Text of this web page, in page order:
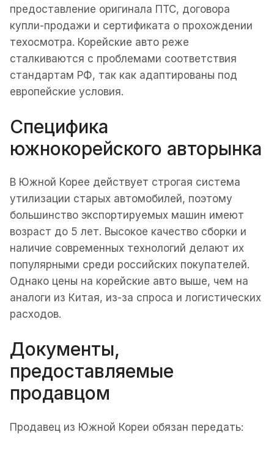
предоставление оригинала ПТС, договора
купли-продажи и сертификата о прохождении
техосмотра. Корейские авто реже
сталкиваются с проблемами соответствия
стандартам РФ, так как адаптированы под
европейские условия.
Специфика
южнокорейского авторынка
В Южной Корее действует строгая система
утилизации старых автомобилей, поэтому
большинство экспортируемых машин имеют
возраст до 5 лет. Высокое качество сборки и
наличие современных технологий делают их
популярными среди российских покупателей.
Однако цены на корейские авто выше, чем на
аналоги из Китая, из-за спроса и логистических
расходов.
Документы,
предоставляемые
продавцом
Продавец из Южной Кореи обязан передать: